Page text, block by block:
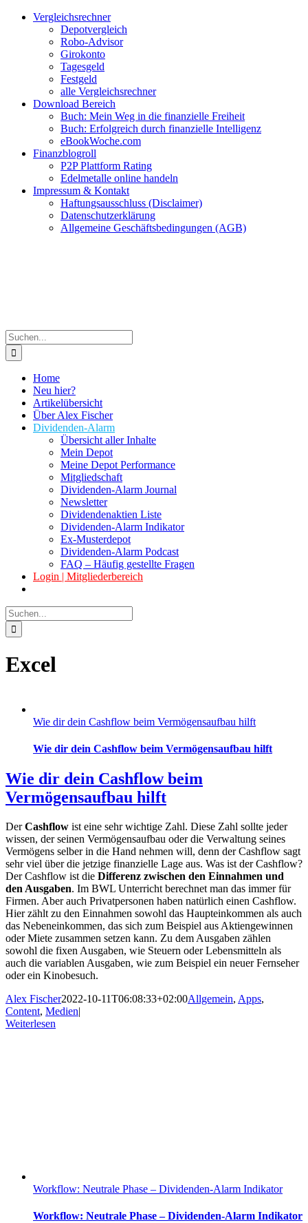
Zum
Facebook
Twitter
Instagram
Pinterest
YouTubeVergleichsrechner
Depotvergleich
Robo-Advisor
Girokonto
Tagesgeld
Festgeld
alle Vergleichsrechner
Download Bereich
Buch: Mein Weg in die finanzielle Freiheit
Buch: Erfolgreich durch finanzielle Intelligenz
eBookWoche.com
Finanzblogroll
P2P Plattform Rating
Edelmetalle online handeln
Impressum & Kontakt
Haftungsausschluss (Disclaimer)
Datenschutzerklärung
Allgemeine Geschäftsbedingungen (AGB)
Suche
nach:
Home
Neu hier?
Artikelübersicht
Über Alex Fischer
Dividenden-Alarm
Übersicht aller Inhalte
Mein Depot
Meine Depot Performance
Mitgliedschaft
Dividenden-Alarm Journal
Newsletter
Dividendenaktien Liste
Dividenden-Alarm Indikator
Ex-Musterdepot
Dividenden-Alarm Podcast
FAQ – Häufig gestellte Fragen
Login | Mitgliederbereich
Suche
nach:
Excel
Wie dir dein Cashflow beim Vermögensaufbau hilft
Wie dir dein Cashflow beim Vermögensaufbau hilft
Wie dir dein Cashflow beim
Vermögensaufbau hilft
DerCashflow ist eine sehr wichtige Zahl. Diese Zahl sollte jeder
wissen, der seinen Vermögensaufbau oder die Verwaltung seines
Vermögens selber in die Hand nehmen will, denn der Cashflow sagt
sehr viel über die jetzige finanzielle Lage aus. Was ist der Cashflow?
Der Cashflow ist die Differenz zwischen den Einnahmen und
den Ausgaben. Im BWL Unterricht berechnet man das immer für
Firmen. Aber auch Privatpersonen haben natürlich einen Cashflow.
Hier zählt zu den Einnahmen sowohl das Haupteinkommen als auch
das Nebeneinkommen, das sich zum Beispiel aus Aktiengewinnen
oder Miete zusammen setzen kann. Zu dem Ausgaben zählen
sowohl die fixen Ausgaben, wie Steuern oder Lebensmitteln als
auch die variablen Ausgaben, wie zum Beispiel ein neuer Fernseher
oder ein Kinobesuch.
Alex Fischer2022-10-11T06:08:33+02:00Allgemein, Apps,
Content, Medien|
Weiterlesen
Workflow: Neutrale Phase – Dividenden-Alarm Indikator
Workflow: Neutrale Phase – Dividenden-Alarm Indikator